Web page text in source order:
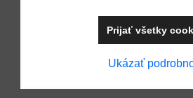
protiprúdové
Do košíka
Ukázať
Prijať všetky